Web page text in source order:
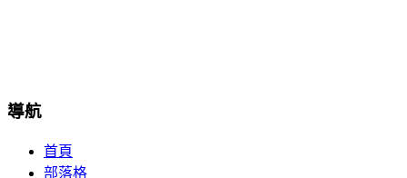
導航
首頁
部落格